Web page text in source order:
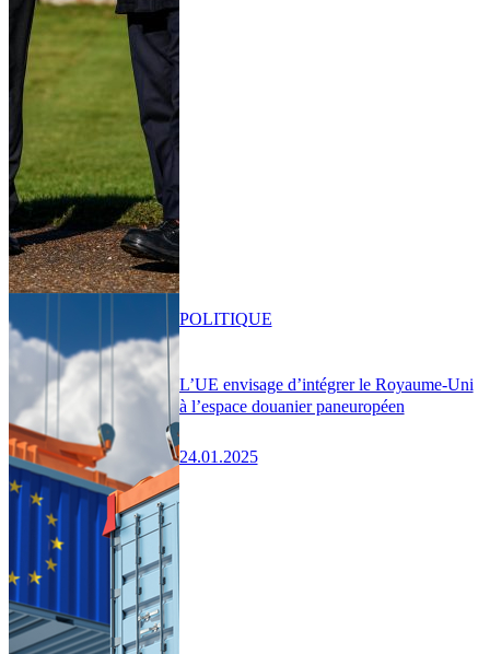
L’UE envisage d’intégrer le Royaume-Uni
à l’espace douanier paneuropéen
24.01.2025
POLITIQUE